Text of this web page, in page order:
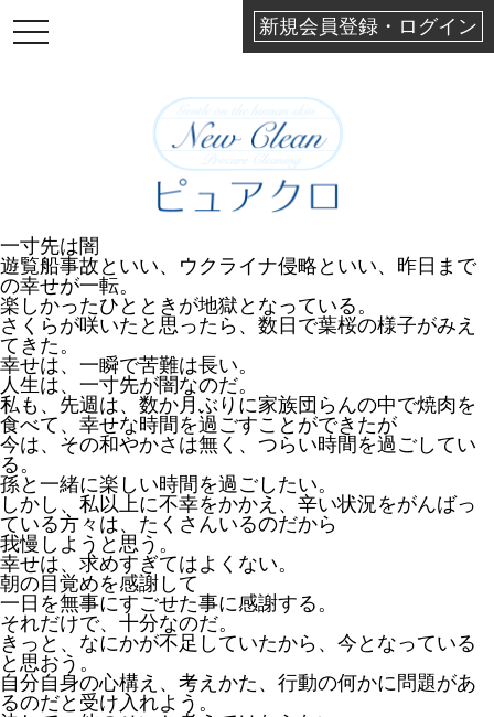
新規会員登録・ログイン
TOGGLE
一寸先は闇
遊覧船事故といい、ウクライナ侵略といい、昨日まで
の幸せが一転。
楽しかったひとときが地獄となっている。
さくらが咲いたと思ったら、数日で葉桜の様子がみえ
てきた。
幸せは、一瞬で苦難は長い。
人生は、一寸先が闇なのだ。
私も、先週は、数か月ぶりに家族団らんの中で焼肉を
食べて、幸せな時間を過ごすことができたが
今は、その和やかさは無く、つらい時間を過ごしてい
る。
孫と一緒に楽しい時間を過ごしたい。
しかし、私以上に不幸をかかえ、辛い状況をがんばっ
ている方々は、たくさんいるのだから
我慢しようと思う。
幸せは、求めすぎてはよくない。
朝の目覚めを感謝して
一日を無事にすごせた事に感謝する。
それだけで、十分なのだ。
きっと、なにかが不足していたから、今となっている
と思おう。
自分自身の心構え、考えかた、行動の何かに問題があ
るのだと受け入れよう。